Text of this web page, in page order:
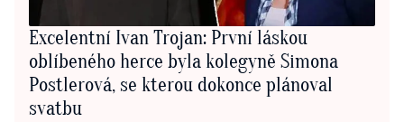
Excelentní Ivan Trojan: První láskou
oblíbeného herce byla kolegyně Simona
Postlerová, se kterou dokonce plánoval
svatbu